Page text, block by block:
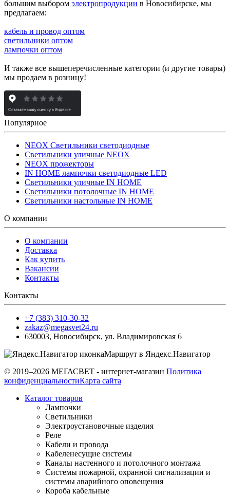
большим выбором электропродукции в Новосибирске, мы
предлагаем:
кабель и провод оптом
светильники оптом
лампочки оптом
И также все вышеперечисленные категории (и другие товары)
мы продаем в розницу!
Популярное
NEOX Светильники светодиодные
Светильники уличные NEOX
NEOX прожекторы
IN HOME лампочки светодиодные LED
Светильники уличные IN HOME
Светильники потолочные IN HOME
Светильники настольные IN HOME
О компании
О компании
Доставка
Как купить
Вакансии
Контакты
Контакты
+7 (383) 310-30-32
zakaz@megasvet24.ru
630003, Новосибирск, ул. Владимировская 6
Маршрут в Яндекс.Навигатор
© 2019–2026 МЕГАСВЕТ - интернет-магазин Политика
конфиденциальностиКарта сайта
Каталог товаров
Лампочки
Светильники
Электроустановочные изделия
Реле
Кабели и провода
Кабеленесущие системы
Каналы настенного и потолочного монтажа
Системы пожарной, охранной сигнализации и
системы аварийного оповещения
Короба кабельные